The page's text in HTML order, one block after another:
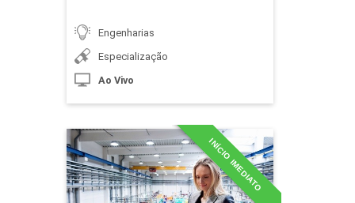
Mediação e Arbitragem:
procedimentos
PERÍCIAS AMBIENTAIS E
Engenharias
Especialização
Ao Vivo
INÍCIO IMEDIATO
MBA em Lean Production
Detalhes do curso